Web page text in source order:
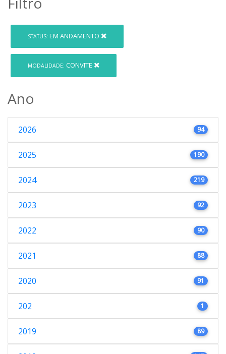
STATUS: EM ANDAMENTO
MODALIDADE: CONVITE
Ano
2026 94
2025 190
2024 219
2023 92
2022 90
2021 88
2020 91
202 1
2019 89